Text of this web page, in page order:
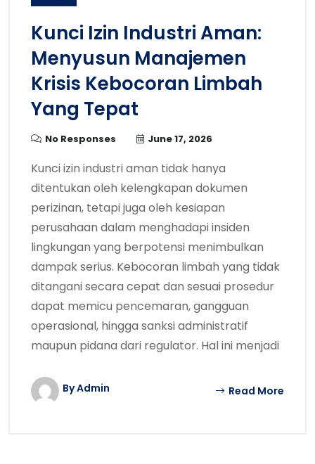
Kunci Izin Industri Aman:
Menyusun Manajemen
Krisis Kebocoran Limbah
Yang Tepat
No Responses June 17, 2026
Kunci izin industri aman tidak hanya
ditentukan oleh kelengkapan dokumen
perizinan, tetapi juga oleh kesiapan
perusahaan dalam menghadapi insiden
lingkungan yang berpotensi menimbulkan
dampak serius. Kebocoran limbah yang tidak
ditangani secara cepat dan sesuai prosedur
dapat memicu pencemaran, gangguan
operasional, hingga sanksi administratif
maupun pidana dari regulator. Hal ini menjadi
By Admin Read More